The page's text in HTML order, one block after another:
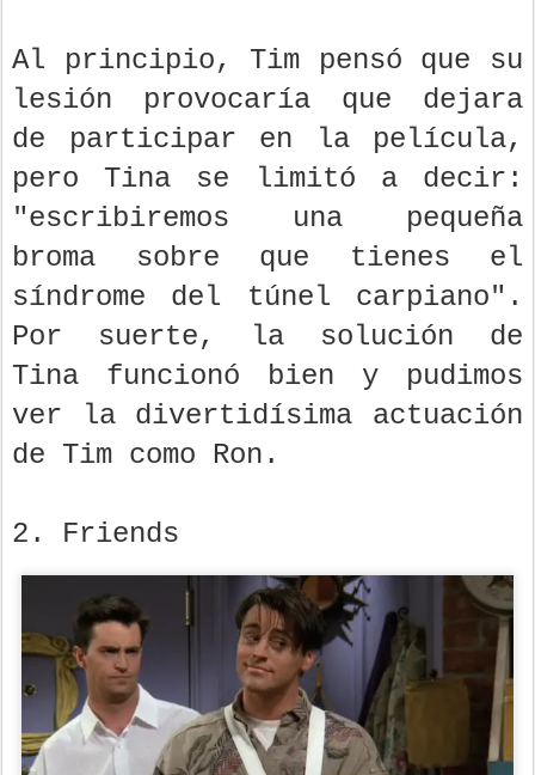
Al principio, Tim pensó que su
lesión provocaría que dejara
de participar en la película,
pero Tina se limitó a decir:
"escribiremos una pequeña
broma sobre que tienes el
síndrome del túnel carpiano".
Por suerte, la solución de
Tina funcionó bien y pudimos
ver la divertidísima actuación
de Tim como Ron.
2. Friends